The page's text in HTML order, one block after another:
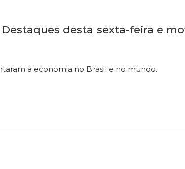
desta sexta-feira e
a economia no Brasil e no mundo.